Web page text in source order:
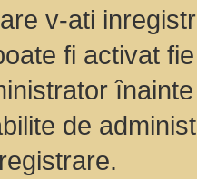
v-ati
fi activat
de